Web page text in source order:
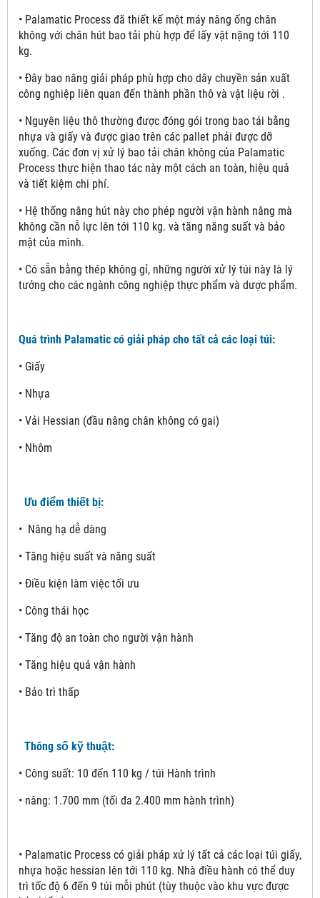
• Palamatic Process đã thiết kế một máy nâng ống chân
không với chân hút bao tải phù hợp để lấy vật nặng tới 110
kg.
• Đây bao nâng giải pháp phù hợp cho dây chuyền sản xuất
công nghiệp liên quan đến thành phần thô và vật liệu rời .
• Nguyên liệu thô thường được đóng gói trong bao tải bằng
nhựa và giấy và được giao trên các pallet phải được dỡ
xuống. Các đơn vị xử lý bao tải chân không của Palamatic
Process thực hiện thao tác này một cách an toàn, hiệu quả
và tiết kiệm chi phí.
• Hệ thống nâng hút này cho phép người vận hành nâng mà
không cần nỗ lực lên tới 110 kg. và tăng năng suất và bảo
mật của mình.
• Có sẵn bằng thép không gỉ, những người xử lý túi này là lý
tưởng cho các ngành công nghiệp thực phẩm và dược phẩm.
Quá trình Palamatic có giải pháp cho tất cả các loại túi:
• Giấy
• Nhựa
• Vải Hessian (đầu nâng chân không có gai)
• Nhôm
Ưu điểm thiết bị:
• Nâng hạ dễ dàng
• Tăng hiệu suất và năng suất
• Điều kiện làm việc tối ưu
• Công thái học
• Tăng độ an toàn cho người vận hành
• Tăng hiệu quả vận hành
• Bảo trì thấp
Thông số kỹ thuật:
• Công suất: 10 đến 110 kg / túi Hành trình
• nâng: 1.700 mm (tối đa 2.400 mm hành trình)
• Palamatic Process có giải pháp xử lý tất cả các loại túi giấy,
nhựa hoặc hessian lên tới 110 kg. Nhà điều hành có thể duy
trì tốc độ 6 đến 9 túi mỗi phút (tùy thuộc vào khu vực được